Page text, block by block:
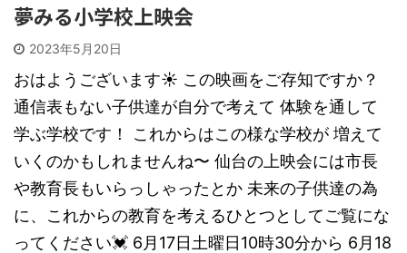
夢みる小学校上映会
2023年5月20日
おはようございます☀ この映画をご存知ですか？
通信表もない子供達が自分で考えて 体験を通して
学ぶ学校です！ これからはこの様な学校が 増えて
いくのかもしれませんね〜 仙台の上映会には市長
や教育長もいらっしゃったとか 未来の子供達の為
に、これからの教育を考えるひとつとしてご覧にな
ってください💓 6月17日土曜日10時30分から 6月18